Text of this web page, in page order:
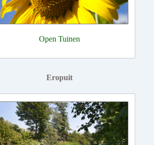
Open Tuinen
Eropuit